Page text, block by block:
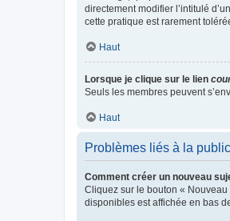
directement modifier l’intitulé
cette pratique est rarement
Haut
Lorsque je clique sur le lien
Seuls les membres peuvent
Haut
Problèmes liés à la
Comment créer un nouveau
Cliquez sur le bouton «
disponibles est affichée en bas